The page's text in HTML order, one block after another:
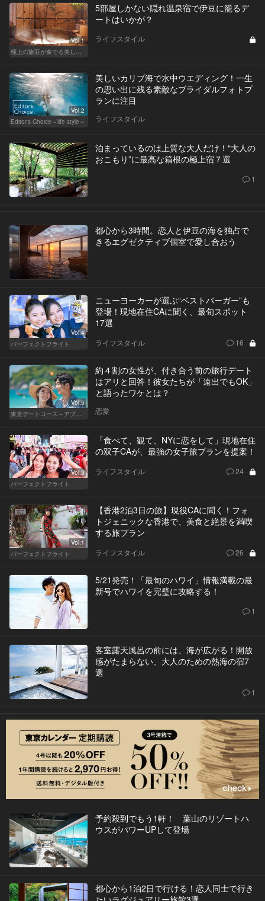
Vol.1
極上の旅荘が奏でる美しき寛ぎ
5部屋しかない隠れ温泉宿で伊豆に籠るデ
ートはいかが？
ライフスタイル
Vol.2
Editor's Choice～life style～
美しいカリブ海で水中ウエディング！一生
の思い出に残る素敵なブライダルフォトプ
ランに注目
ライフスタイル
泊まっているのは上質な大人だけ！“大人の
おこもり”に最高な箱根の極上宿７選
1
都心から3時間。恋人と伊豆の海を独占で
きるエグゼクティブ個室で愛し合おう
Vol.4
パーフェクトフライト
ニューヨーカーが選ぶ“ベストバーガー”も
登場！現地在住CAに聞く、最旬スポット
17選
ライフスタイル 16
Vol.5
東京デートコース～アプリで始まる恋～
約４割の女性が、付き合う前の旅行デート
はアリと回答！彼女たちが「遠出でもOK」
と語ったワケとは？
恋愛
Vol.3
パーフェクトフライト
「食べて、観て、NYに恋をして」現地在住
の双子CAが、最強の女子旅プランを提案！
ライフスタイル 24
Vol.1
パーフェクトフライト
【香港2泊3日の旅】現役CAに聞く！フォ
トジェニックな香港で、美食と絶景を満喫
する旅プラン
ライフスタイル 26
5/21発売！「最旬のハワイ」情報満載の最
新号でハワイを完璧に攻略する！
1
客室露天風呂の前には、海が広がる！開放
感がたまらない、大人のための熱海の宿7
選
1
予約殺到でもう1軒！ 葉山のリゾートハ
ウスがパワーUPして登場
都心から1泊2日で行ける！恋人同士で行き